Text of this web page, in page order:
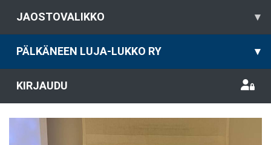
JAOSTOVALIKKO ▾
PÄLKÄNEEN LUJA-LUKKO RY ▾
KIRJAUDU